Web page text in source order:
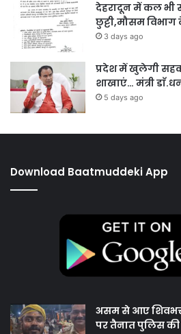
देहरादून में कल भी
छुट्टी,मौसम
3 days ago
प्रदेश में खुलेगी
शाखाएं… मंत्री
5 days ago
Download Baatmuddeki App
असम से आए
पर तैनात पुलिस